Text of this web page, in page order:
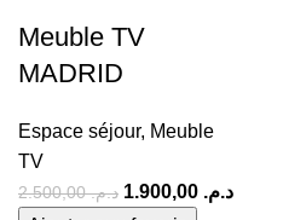
Meuble TV
MADRID
Espace séjour, Meuble
TV
د.م.2.500,00 د.م.